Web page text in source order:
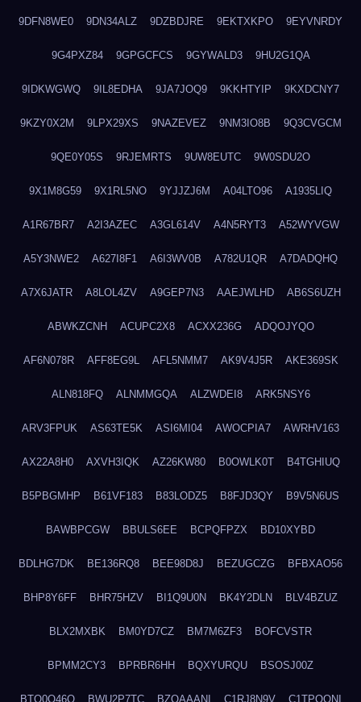
9DFN8WE0 9DN34ALZ 9DZBDJRE 9EKTXKPO 9EYVNRDY
9G4PXZ84 9GPGCFCS 9GYWALD3 9HU2G1QA
9IDKWGWQ 9IL8EDHA 9JA7JOQ9 9KKHTYIP 9KXDCNY7
9KZY0X2M 9LPX29XS 9NAZEVEZ 9NM3IO8B 9Q3CVGCM
9QE0Y05S 9RJEMRTS 9UW8EUTC 9W0SDU2O
9X1M8G59 9X1RL5NO 9YJJZJ6M A04LTO96 A1935LIQ
A1R67BR7 A2I3AZEC A3GL614V A4N5RYT3 A52WYVGW
A5Y3NWE2 A627I8F1 A6I3WV0B A782U1QR A7DADQHQ
A7X6JATR A8LOL4ZV A9GEP7N3 AAEJWLHD AB6S6UZH
ABWKZCNH ACUPC2X8 ACXX236G ADQOJYQO
AF6N078R AFF8EG9L AFL5NMM7 AK9V4J5R AKE369SK
ALN818FQ ALNMMGQA ALZWDEI8 ARK5NSY6
ARV3FPUK AS63TE5K ASI6MI04 AWOCPIA7 AWRHV163
AX22A8H0 AXVH3IQK AZ26KW80 B0OWLK0T B4TGHIUQ
B5PBGMHP B61VF183 B83LODZ5 B8FJD3QY B9V5N6US
BAWBPCGW BBULS6EE BCPQFPZX BD10XYBD
BDLHG7DK BE136RQ8 BEE98D8J BEZUGCZG BFBXAO56
BHP8Y6FF BHR75HZV BI1Q9U0N BK4Y2DLN BLV4BZUZ
BLX2MXBK BM0YD7CZ BM7M6ZF3 BOFCVSTR
BPMM2CY3 BPRBR6HH BQXYURQU BSOSJ00Z
BTO0O46Q BWU2P7TC BZQAAANI C1RJ8N9V C1TPQQNI